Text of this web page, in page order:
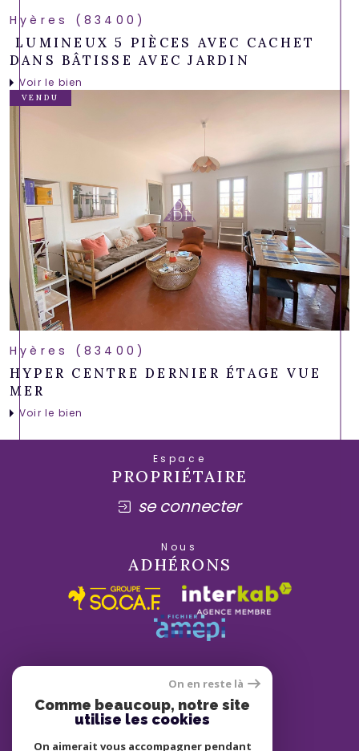
Hyères (83400)
LUMINEUX 5 PIÈCES AVEC CACHET
DANS BÂTISSE AVEC JARDIN
Voir le bien
VENDU
Hyères (83400)
HYPER CENTRE DERNIER ÉTAGE VUE
MER
Voir le bien
Espace
PROPRIÉTAIRE
se connecter
Nous
ADHÉRONS
On en reste là
Comme beaucoup, notre site
utilise les cookies
On aimerait vous accompagner pendant